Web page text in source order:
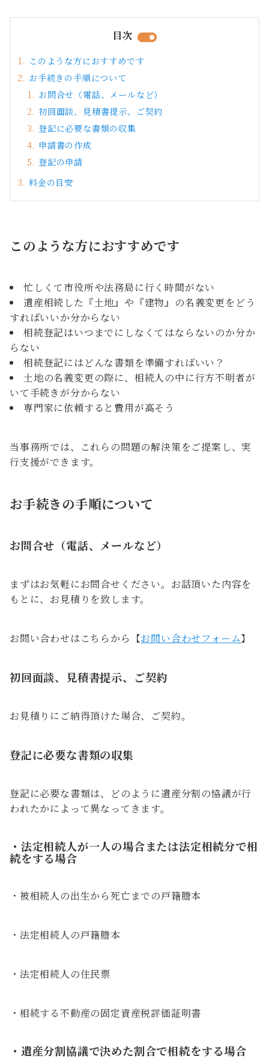
目次
このような方におすすめです
お手続きの手順について
お問合せ（電話、メールなど）
初回面談、見積書提示、ご契約
登記に必要な書類の収集
申請書の作成
登記の申請
料金の目安
このような方におすすめです
忙しくて市役所や法務局に行く時間がない
遺産相続した『土地』や『建物』の名義変更をどう
すればいいか分からない
相続登記はいつまでにしなくてはならないのか分か
らない
相続登記にはどんな書類を準備すればいい？
土地の名義変更の際に、相続人の中に行方不明者が
いて手続きが分からない
専門家に依頼すると費用が高そう
当事務所では、これらの問題の解決策をご提案し、実
行支援ができます。
お手続きの手順について
お問合せ（電話、メールなど）
まずはお気軽にお問合せください。お話頂いた内容を
もとに、お見積りを致します。
お問い合わせはこちらから【お問い合わせフォーム】
初回面談、見積書提示、ご契約
お見積りにご納得頂けた場合、ご契約。
登記に必要な書類の収集
登記に必要な書類は、どのように遺産分割の協議が行
われたかによって異なってきます。
・法定相続人が一人の場合または法定相続分で相
続をする場合
・被相続人の出生から死亡までの戸籍謄本
・法定相続人の戸籍謄本
・法定相続人の住民票
・相続する不動産の固定資産税評価証明書
・遺産分割協議で決めた割合で相続をする場合